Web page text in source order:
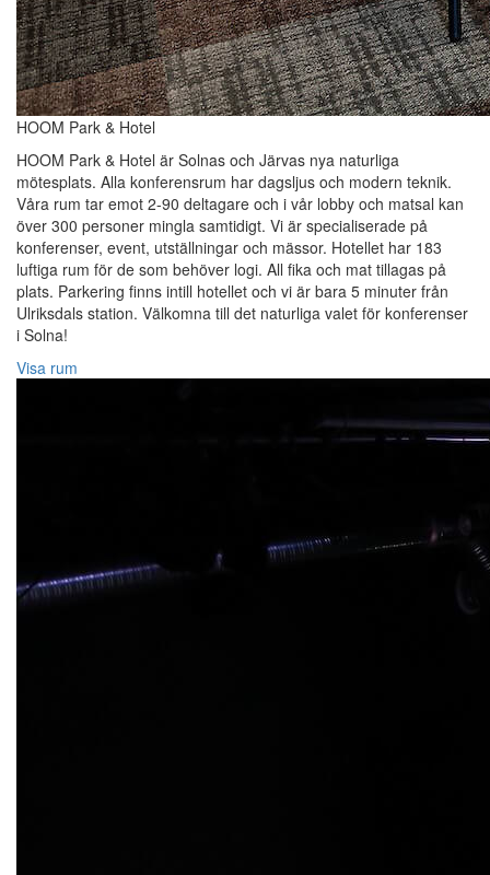
HOOM Park & Hotel
HOOM Park & Hotel är Solnas och Järvas nya naturliga
mötesplats. Alla konferensrum har dagsljus och modern teknik.
Våra rum tar emot 2-90 deltagare och i vår lobby och matsal kan
över 300 personer mingla samtidigt. Vi är specialiserade på
konferenser, event, utställningar och mässor. Hotellet har 183
luftiga rum för de som behöver logi. All fika och mat tillagas på
plats. Parkering finns intill hotellet och vi är bara 5 minuter från
Ulriksdals station. Välkomna till det naturliga valet för konferenser
i Solna!
Visa rum